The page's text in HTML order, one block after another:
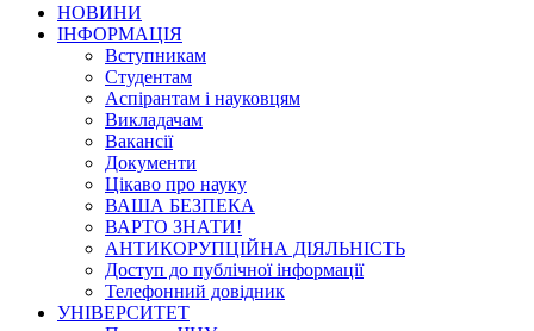
НОВИНИ
ІНФОРМАЦІЯ
Вступникам
Студентам
Аспірантам і науковцям
Викладачам
Вакансії
Документи
Цікаво про науку
ВАША БЕЗПЕКА
ВАРТО ЗНАТИ!
АНТИКОРУПЦІЙНА ДІЯЛЬНІСТЬ
Доступ до публічної інформації
Телефонний довідник
УНІВЕРСИТЕТ